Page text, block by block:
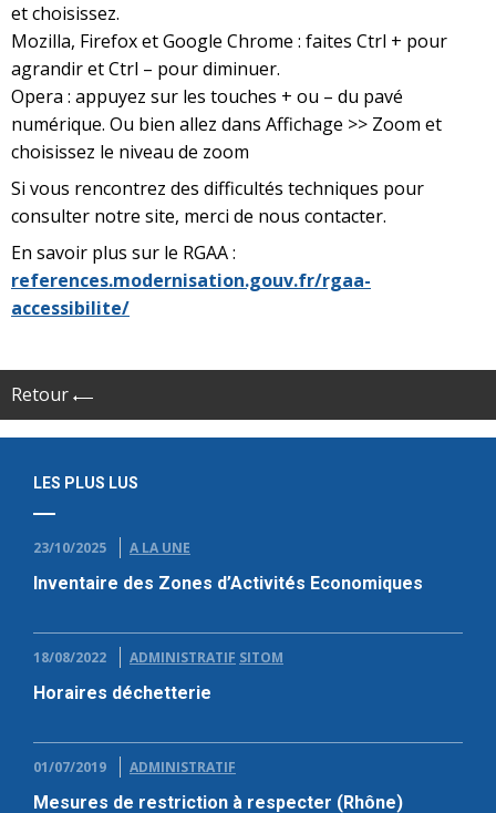
et choisissez.
Mozilla, Firefox et Google Chrome : faites Ctrl + pour
agrandir et Ctrl – pour diminuer.
Opera : appuyez sur les touches + ou – du pavé
numérique. Ou bien allez dans Affichage >> Zoom et
choisissez le niveau de zoom
Si vous rencontrez des difficultés techniques pour
consulter notre site, merci de nous contacter.
En savoir plus sur le RGAA :
references.modernisation.gouv.fr/rgaa-
accessibilite/
Retour
LES PLUS LUS
23/10/2025 A LA UNE
Inventaire des Zones d’Activités Economiques
18/08/2022 ADMINISTRATIF SITOM
Horaires déchetterie
01/07/2019 ADMINISTRATIF
Mesures de restriction à respecter (Rhône)